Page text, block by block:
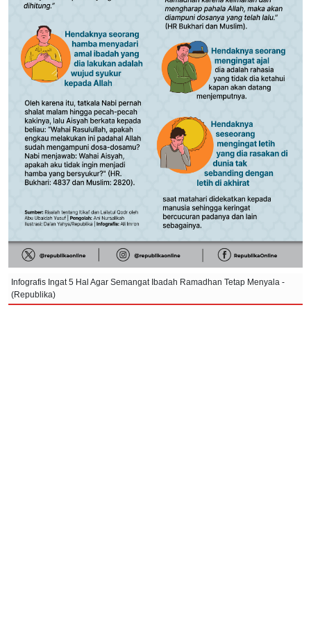
Infografis Ingat 5 Hal Agar Semangat Ibadah Ramadhan Tetap Menyala -
(Republika)